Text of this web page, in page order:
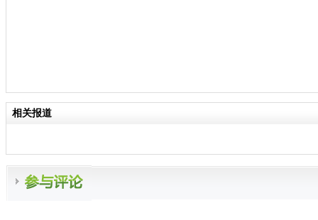
相关报道